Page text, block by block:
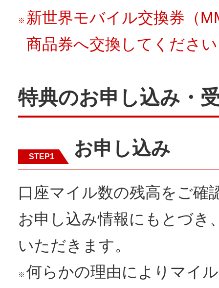
※ 新世界モバイル交換券（
商品券へ交換してくださ
特典のお申し込み・
STEP1 お申し込み
口座マイル数の残高をご確
お申し込み情報にもとづき
いただきます。
※ 何らかの理由によりマイ